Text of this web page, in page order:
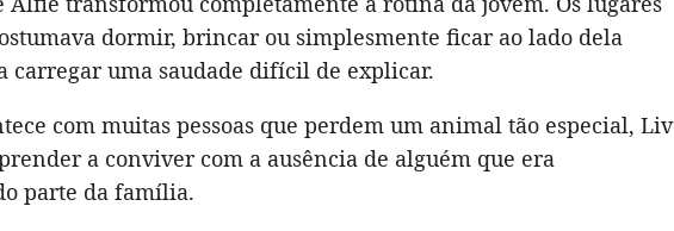
dormir, brincar ou simplesmente ficar ao lado dela
carregar uma saudade difícil de explicar.
com muitas pessoas que perdem um animal tão especial, Liv
a conviver com a ausência de alguém que era
parte da família.